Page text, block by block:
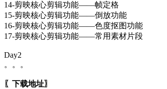
14-剪映核心剪辑功能——帧定格
15-剪映核心剪辑功能——倒放功能
16-剪映核心剪辑功能——色度抠图功能
17-剪映核心剪辑功能——常用素材片段
Day2
。。。
〖下载地址〗